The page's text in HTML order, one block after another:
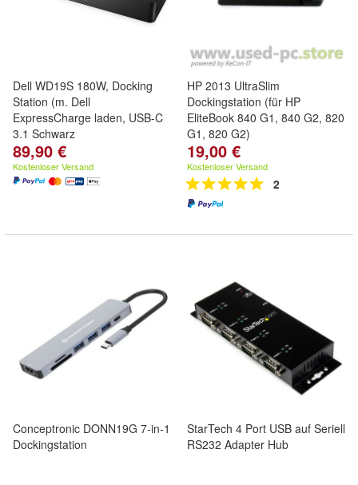
Dell WD19S 180W, Docking
Station (m. Dell
ExpressCharge laden, USB-C
3.1 Schwarz
89,90 €
Kostenloser Versand
HP 2013 UltraSlim
Dockingstation (für HP
EliteBook 840 G1, 840 G2, 820
G1, 820 G2)
19,00 €
Kostenloser Versand
2
Conceptronic DONN19G 7-in-1
Dockingstation
StarTech 4 Port USB auf Seriell
RS232 Adapter Hub